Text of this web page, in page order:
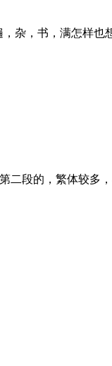
杂，书，满怎样也
段的，繁体较多